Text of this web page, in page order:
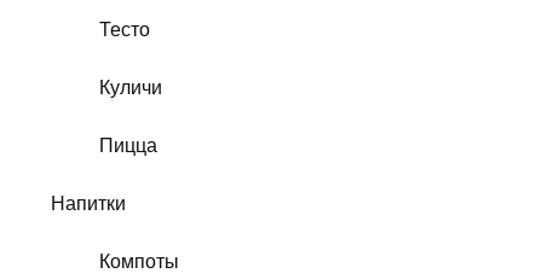
Тесто
Куличи
Пицца
Напитки
Компоты